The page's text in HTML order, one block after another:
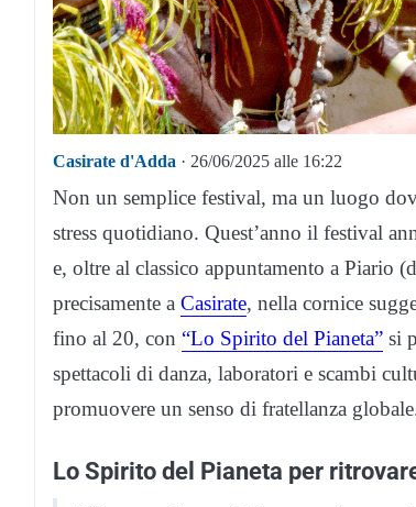
Casirate d'Adda · 26/06/2025 alle 16:22
Non un semplice festival, ma un luogo
stress quotidiano. Quest’anno il festival
e, oltre al classico appuntamento a Piario
precisamente a Casirate, nella cornice
fino al 20, con “Lo Spirito del Pianeta” si
spettacoli di danza, laboratori e scambi
promuovere un senso di fratellanza
Lo Spirito del Pianeta per